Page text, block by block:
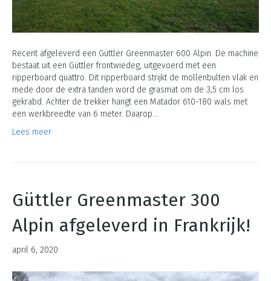
Recent afgeleverd een Güttler Greenmaster 600 Alpin. De machine
bestaat uit een Güttler frontwiedeg, uitgevoerd met een
ripperboard quattro. Dit ripperboard strijkt de mollenbulten vlak en
mede door de extra tanden word de grasmat om de 3,5 cm los
gekrabd. Achter de trekker hangt een Matador 610-180 wals met
een werkbreedte van 6 meter. Daarop…
Lees meer
Güttler Greenmaster 300
Alpin afgeleverd in Frankrijk!
april 6, 2020